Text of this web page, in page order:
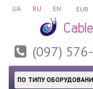
UA RU EN EUR
(097)
ПО ТИПУ